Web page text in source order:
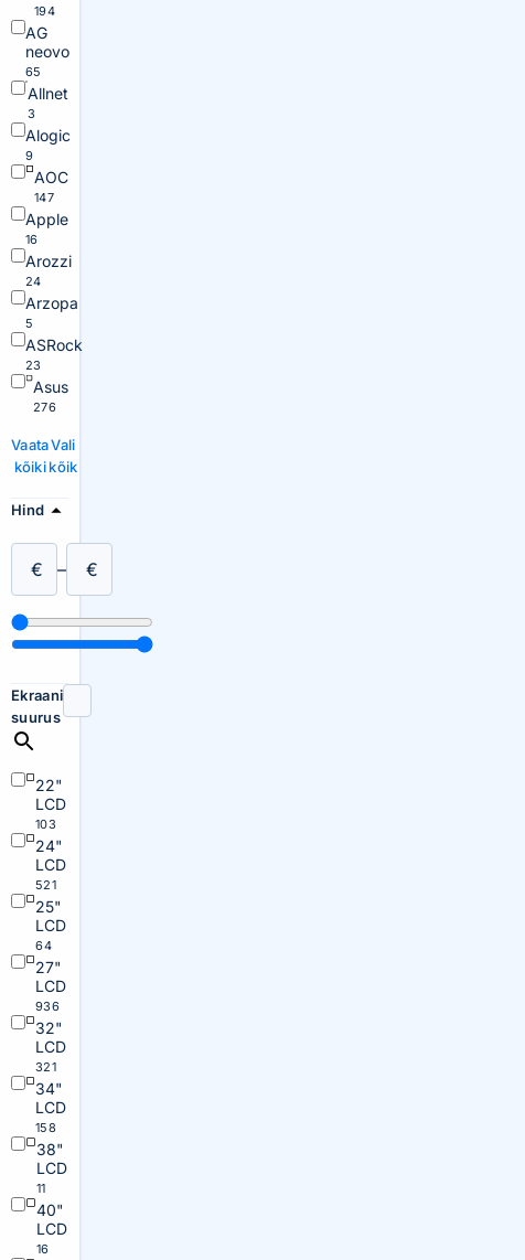
194
AG
neovo
65
Allnet
3
Alogic
9
AOC
147
Apple
16
Arozzi
24
Arzopa
5
ASRock
23
Asus
276
Vaata
kõiki
Vali
kõik
Hind
€ – €
Ekraani
suurus
22"
LCD
103
24"
LCD
521
25"
LCD
64
27"
LCD
936
32"
LCD
321
34"
LCD
158
38"
LCD
11
40"
LCD
16